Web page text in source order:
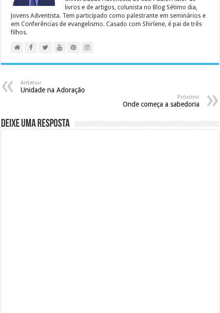
livros e de artigos, colunista no Blog Sétimo dia,
Jovens Adventista. Tem participado como palestrante em seminários e
em Conferências de evangelismo. Casado com Shirlene, é pai de três
filhos.
Anterior
Unidade na Adoração
Próximo
Onde começa a sabedoria
Deixe uma resposta